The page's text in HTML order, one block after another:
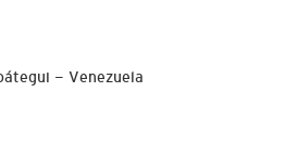
- Venezuela